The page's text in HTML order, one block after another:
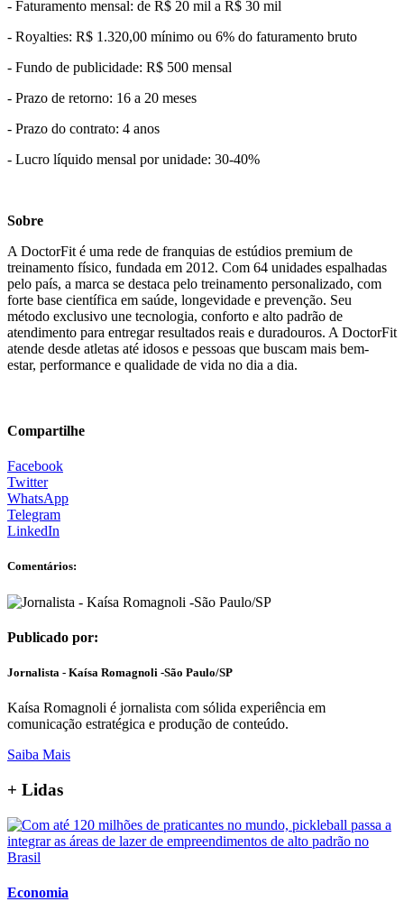
- Faturamento mensal: de R$ 20 mil a R$ 30 mil
- Royalties: R$ 1.320,00 mínimo ou 6% do faturamento bruto
- Fundo de publicidade: R$ 500 mensal
- Prazo de retorno: 16 a 20 meses
- Prazo do contrato: 4 anos
- Lucro líquido mensal por unidade: 30-40%
Sobre
A DoctorFit é uma rede de franquias de estúdios premium de
treinamento físico, fundada em 2012. Com 64 unidades espalhadas
pelo país, a marca se destaca pelo treinamento personalizado, com
forte base científica em saúde, longevidade e prevenção. Seu
método exclusivo une tecnologia, conforto e alto padrão de
atendimento para entregar resultados reais e duradouros. A DoctorFit
atende desde atletas até idosos e pessoas que buscam mais bem-
estar, performance e qualidade de vida no dia a dia.
Compartilhe
Facebook
Twitter
WhatsApp
Telegram
LinkedIn
Comentários:
Publicado por:
Jornalista - Kaísa Romagnoli -São Paulo/SP
Kaísa Romagnoli é jornalista com sólida experiência em
comunicação estratégica e produção de conteúdo.
Saiba Mais
+ Lidas
Economia